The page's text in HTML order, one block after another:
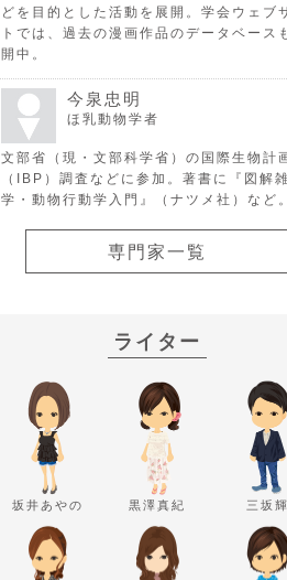
どを目的とした活動を展開。学会ウェブ
トでは、過去の漫画作品のデータベース
開中。
今泉忠明
ほ乳動物学者
文部省（現・文部科学省）の国際生物計
（IBP）調査などに参加。著書に『図解雑
学・動物行動学入門』（ナツメ社）など。
専門家一覧
ライター
坂井あやの 黒澤真紀 三坂輝